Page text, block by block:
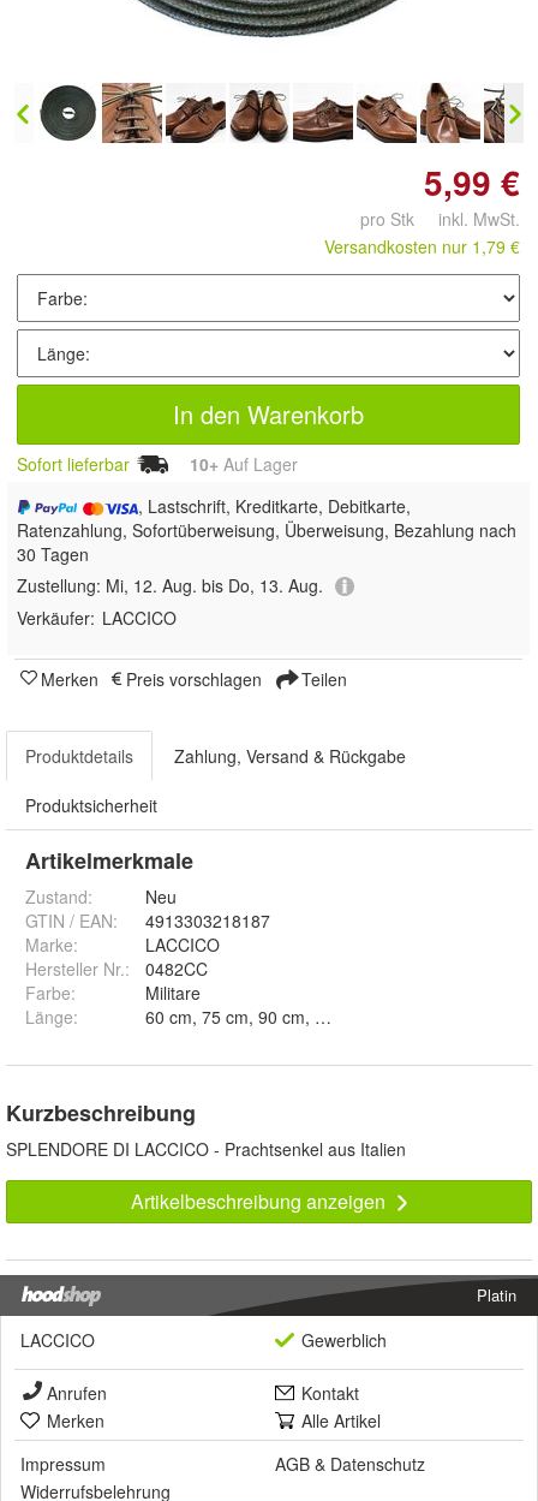
5,99 €
pro Stk inkl. MwSt.
Versandkosten nur 1,79 €
In den Warenkorb
Sofort lieferbar 10+ Auf Lager
, Lastschrift, Kreditkarte, Debitkarte,
Ratenzahlung, Sofortüberweisung, Überweisung, Bezahlung nach
30 Tagen
Zustellung: Mi, 12. Aug. bis Do, 13. Aug.
Verkäufer: LACCICO
Merken Preis vorschlagen Teilen
Produktdetails Zahlung, Versand & Rückgabe
Produktsicherheit
Artikelmerkmale
Zustand:
Neu
GTIN / EAN:
4913303218187
Marke:
LACCICO
Hersteller Nr.:
0482CC
Farbe:
Militare
Länge:
Kurzbeschreibung
SPLENDORE DI LACCICO - Prachtsenkel aus Italien
Artikelbeschreibung anzeigen
Platin
LACCICO Gewerblich
Anrufen
Kontakt
Merken
Alle Artikel
Impressum
AGB & Datenschutz
Widerrufsbelehrung